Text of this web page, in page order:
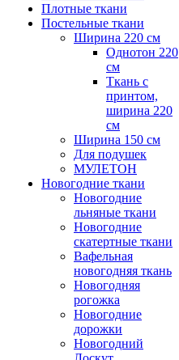
Плотные ткани
Постельные ткани
Ширина 220 см
Однотон 220
см
Ткань с
принтом,
ширина 220
см
Ширина 150 см
Для подушек
МУЛЕТОН
Новогодние ткани
Новогодние
льняные ткани
Новогодние
скатертные ткани
Вафельная
новогодняя ткань
Новогодняя
рогожка
Новогодние
дорожки
Новогодний